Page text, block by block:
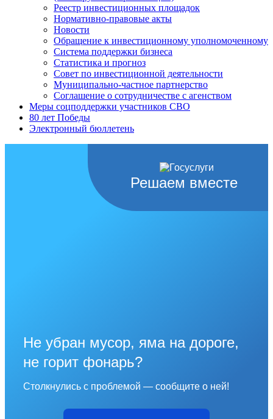
Реестр инвестиционных площадок
Нормативно-правовые акты
Новости
Обращение к инвестиционному уполномоченному
Система поддержки бизнеса
Статистика и прогноз
Совет по инвестиционной деятельности
Муниципально-частное партнерство
Соглашение о сотрудничестве с агенством
Меры соцподдержки участников СВО
80 лет Победы
Электронный бюллетень
Решаем вместе
Не убран мусор, яма на дороге,
не горит фонарь?
Столкнулись с проблемой — сообщите о ней!